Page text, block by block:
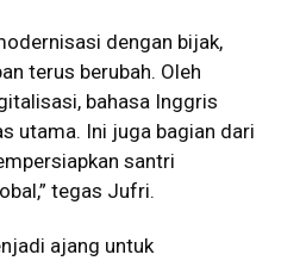
dengan bijak,
terus berubah. Oleh
bahasa Inggris
utama. Ini juga bagian dari
santri
tegas Jufri.
ajang untuk